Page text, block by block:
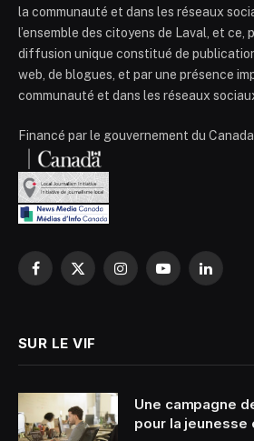
la communauté et dans les réseaux
l’ensemble des citoyens de Laval, et ce,
diffusion unique constitué de
web, de blogues, et par une présence
communauté et dans les réseaux
Financé par le gouvernement du Canada
Facebook
X
InstagramYouTubeLinkedIn
SUR LE VIF
Une campagne
pour la jeunesse